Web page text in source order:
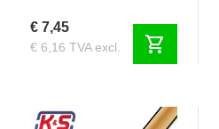
€ 7,45
€ 6,16 TVA excl. shopping_cart